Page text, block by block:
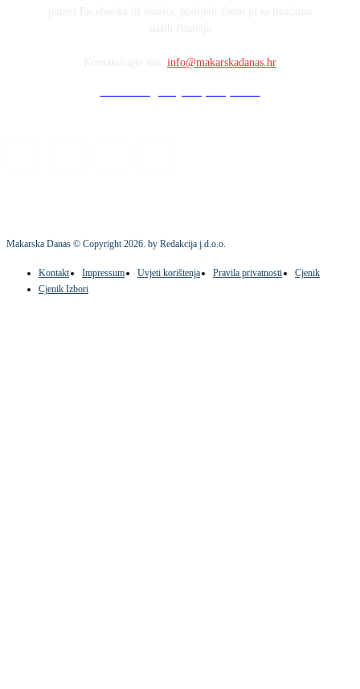
info@makarskadanas.hr
Makarska Danas © Copyright2026. by Redakcija j.d.o.o.
Kontakt Impressum Uvjeti korištenja Pravila privatnosti
Cjenik
Cjenik Izbori